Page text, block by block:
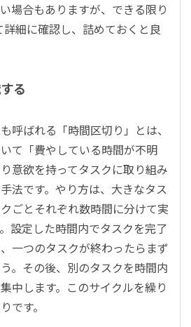
場合もありますが、できる限り
詳細に確認し、詰めておくと良
る
呼ばれる「時間区切り」とは、
て「費やしている時間が不明
意欲を持ってタスクに取り組み
法です。やり方は、大きなタス
ごとそれぞれ数時間に分けて実
設定した時間内でタスクを完了
一つのタスクが終わったらまず
。その後、別のタスクを時間内
中します。このサイクルを繰り
です。